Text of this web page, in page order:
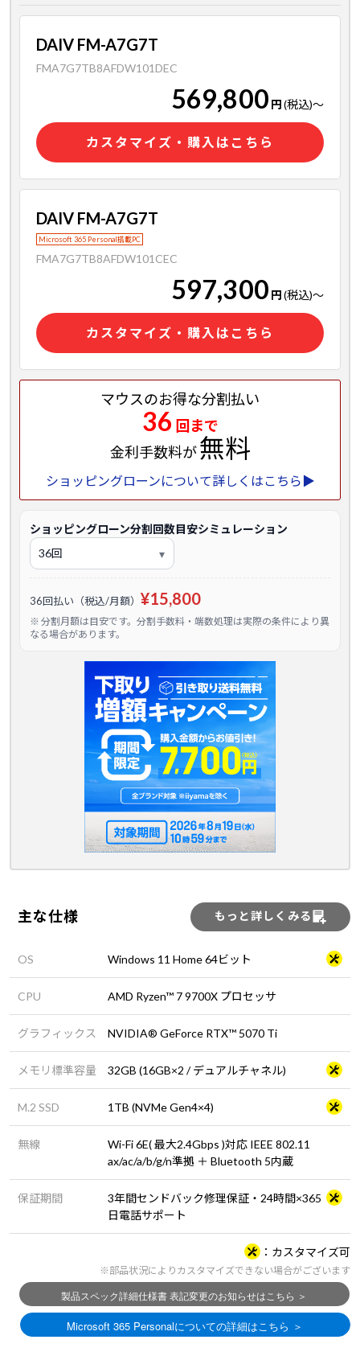
DAIV FM-A7G7T
FMA7G7TB8AFDW101DEC
569,800 円(税込)～
カスタマイズ・購入はこちら
DAIV FM-A7G7T
Microsoft 365 Personal搭載PC
FMA7G7TB8AFDW101CEC
597,300 円(税込)～
カスタマイズ・購入はこちら
マウスのお得な分割払い
36 回まで
金利手数料が無料
ショッピングローンについて詳しくはこちら▶
ショッピングローン分割回数目安シミュレーション
36回払い（税込/月額） ¥15,800
※ 分割月額は目安です。分割手数料・端数処理は実際の条件により異
なる場合があります。
主な仕様 もっと詳しくみる
OS Windows 11 Home 64ビット
CPU AMD Ryzen™ 7 9700X プロセッサ
グラフィックス NVIDIA® GeForce RTX™ 5070 Ti
メモリ標準容量 32GB (16GB×2 / デュアルチャネル)
M.2 SSD 1TB (NVMe Gen4×4)
無線
Wi-Fi 6E( 最大2.4Gbps )対応 IEEE 802.11
ax/ac/a/b/g/n準拠 ＋ Bluetooth 5内蔵
保証期間
3年間センドバック修理保証・24時間×365
日電話サポート
カスタマイズ可
※部品状況によりカスタマイズできない場合がございます